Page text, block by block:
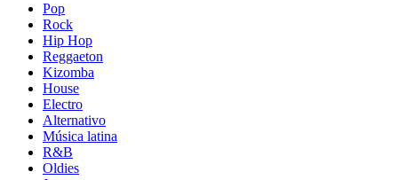
Pop
Rock
Hip Hop
Reggaeton
Kizomba
House
Electro
Alternativo
Música latina
R&B
Oldies